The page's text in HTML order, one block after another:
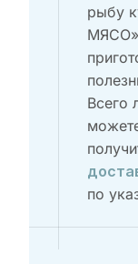
рыбу
МЯСО»
Всего
по